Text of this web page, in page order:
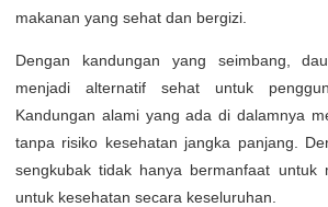
makanan yang sehat dan bergizi.
Dengan kandungan yang seimbang,
menjadi alternatif sehat untuk
Kandungan alami yang ada di dalamnya
tanpa risiko kesehatan jangka panjang.
sengkubak tidak hanya bermanfaat untuk
untuk kesehatan secara keseluruhan.